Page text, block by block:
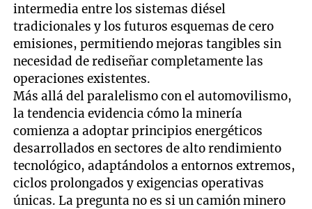
intermedia entre los sistemas diésel
tradicionales y los futuros esquemas de cero
emisiones, permitiendo mejoras tangibles sin
necesidad de rediseñar completamente las
operaciones existentes.
Más allá del paralelismo con el automovilismo,
la tendencia evidencia cómo la minería
comienza a adoptar principios energéticos
desarrollados en sectores de alto rendimiento
tecnológico, adaptándolos a entornos extremos,
ciclos prolongados y exigencias operativas
únicas. La pregunta no es si un camión minero